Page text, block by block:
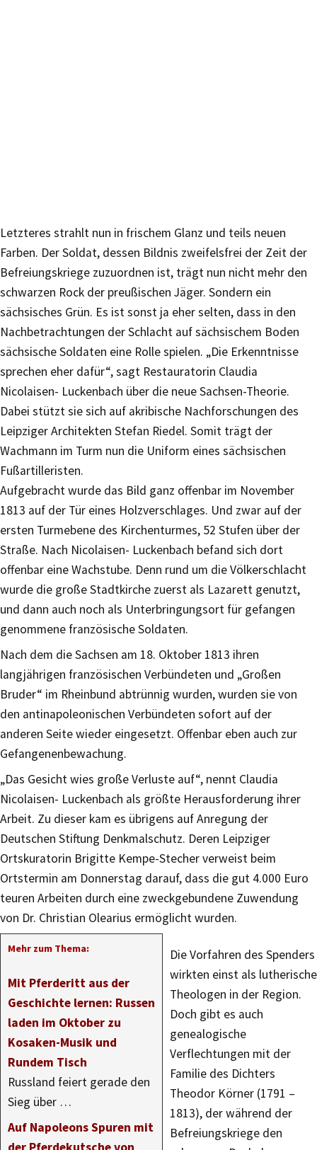
Letzteres strahlt nun in frischem Glanz und teils neuen
Farben. Der Soldat, dessen Bildnis zweifelsfrei der Zeit der
Befreiungskriege zuzuordnen ist, trägt nun nicht mehr den
schwarzen Rock der preußischen Jäger. Sondern ein
sächsisches Grün. Es ist sonst ja eher selten, dass in den
Nachbetrachtungen der Schlacht auf sächsischem Boden
sächsische Soldaten eine Rolle spielen. „Die Erkenntnisse
sprechen eher dafür“, sagt Restauratorin Claudia
Nicolaisen- Luckenbach über die neue Sachsen-Theorie.
Dabei stützt sie sich auf akribische Nachforschungen des
Leipziger Architekten Stefan Riedel. Somit trägt der
Wachmann im Turm nun die Uniform eines sächsischen
Fußartilleristen.
Aufgebracht wurde das Bild ganz offenbar im November
1813 auf der Tür eines Holzverschlages. Und zwar auf der
ersten Turmebene des Kirchenturmes, 52 Stufen über der
Straße. Nach Nicolaisen- Luckenbach befand sich dort
offenbar eine Wachstube. Denn rund um die Völkerschlacht
wurde die große Stadtkirche zuerst als Lazarett genutzt,
und dann auch noch als Unterbringungsort für gefangen
genommene französische Soldaten.
Nach dem die Sachsen am 18. Oktober 1813 ihren
langjährigen französischen Verbündeten und „Großen
Bruder“ im Rheinbund abtrünnig wurden, wurden sie von
den antinapoleonischen Verbündeten sofort auf der
anderen Seite wieder eingesetzt. Offenbar eben auch zur
Gefangenenbewachung.
„Das Gesicht wies große Verluste auf“, nennt Claudia
Nicolaisen- Luckenbach als größte Herausforderung ihrer
Arbeit. Zu dieser kam es übrigens auf Anregung der
Deutschen Stiftung Denkmalschutz. Deren Leipziger
Ortskuratorin Brigitte Kempe-Stecher verweist beim
Ortstermin am Donnerstag darauf, dass die gut 4.000 Euro
teuren Arbeiten durch eine zweckgebundene Zuwendung
von Dr. Christian Olearius ermöglicht wurden.
Mehr zum Thema:
Mit Pferderitt aus der
Geschichte lernen: Russen
laden im Oktober zu
Kosaken-Musik und
Rundem Tisch
Russland feiert gerade den
Sieg über …
Auf Napoleons Spuren mit
Die Vorfahren des Spenders
wirkten einst als lutherische
Theologen in der Region.
Doch gibt es auch
genealogische
Verflechtungen mit der
Familie des Dichters
Theodor Körner (1791 –
1813), der während der
Befreiungskriege den